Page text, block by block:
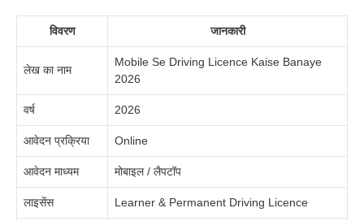
विवरण जानकारी
लेख का नाम
Mobile Se Driving Licence Kaise Banaye
2026
वर्ष 2026
आवेदन प्रक्रिया Online
आवेदन माध्यम मोबाइल / लैपटॉप
लाइसेंस Learner & Permanent Driving Licence